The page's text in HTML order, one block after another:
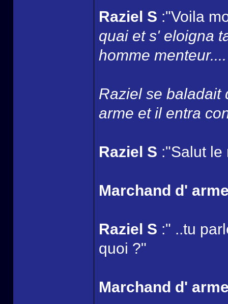
Raziel S :"Voila
quai et s' eloigna
homme menteur....
Raziel se baladait
arme et il entra
Raziel S :"Salut le
Marchand d'
Raziel S :" ..tu
quoi ?"
Marchand d'